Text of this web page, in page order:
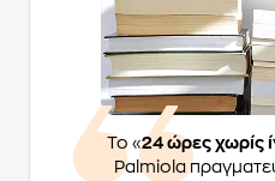
Το «24 ώρες χωρίς
Palmiola